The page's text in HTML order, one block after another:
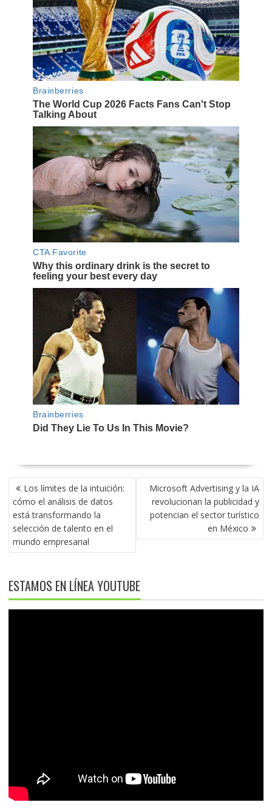
NAVEGACIÓN
DE
ENTRADAS
Los límites de la intuición:
cómo el análisis de datos
está transformando la
selección de talento en el
mundo empresarial
Microsoft Advertising y la IA
revolucionan la publicidad y
potencian el sector turístico
en México
ESTAMOS EN LÍNEA YOUTUBE